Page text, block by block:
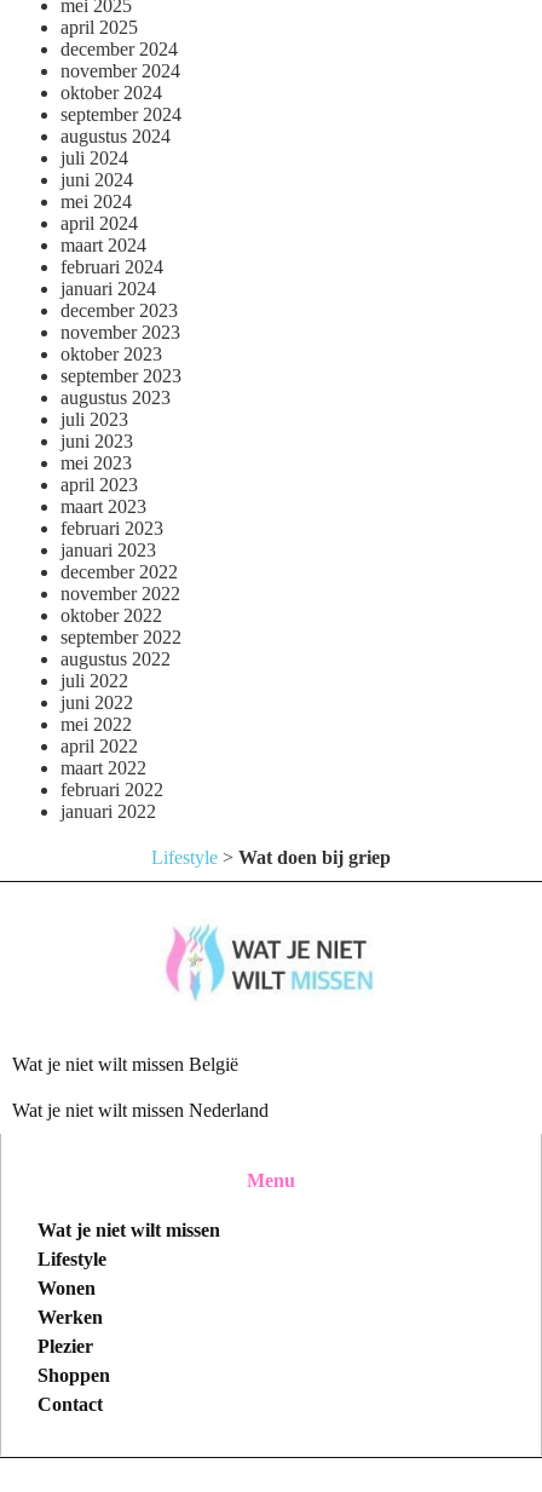
mei 2025
april 2025
december 2024
november 2024
oktober 2024
september 2024
augustus 2024
juli 2024
juni 2024
mei 2024
april 2024
maart 2024
februari 2024
januari 2024
december 2023
november 2023
oktober 2023
september 2023
augustus 2023
juli 2023
juni 2023
mei 2023
april 2023
maart 2023
februari 2023
januari 2023
december 2022
november 2022
oktober 2022
september 2022
augustus 2022
juli 2022
juni 2022
mei 2022
april 2022
maart 2022
februari 2022
januari 2022
Lifestyle > Wat doen bij griep
Wat je niet wilt missen België
Wat je niet wilt missen Nederland
Menu
Wat je niet wilt missen
Lifestyle
Wonen
Werken
Plezier
Shoppen
Contact